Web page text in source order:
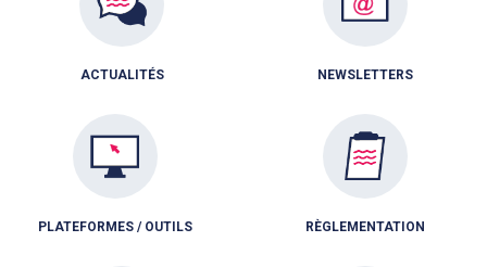
ACTUALITÉS NEWSLETTERS
PLATEFORMES / OUTILS RÈGLEMENTATION